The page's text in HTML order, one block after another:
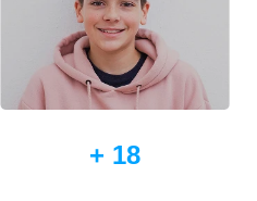
+ 18